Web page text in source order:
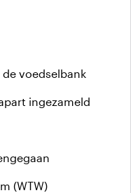
voedselbank
ingezameld
(WTW)